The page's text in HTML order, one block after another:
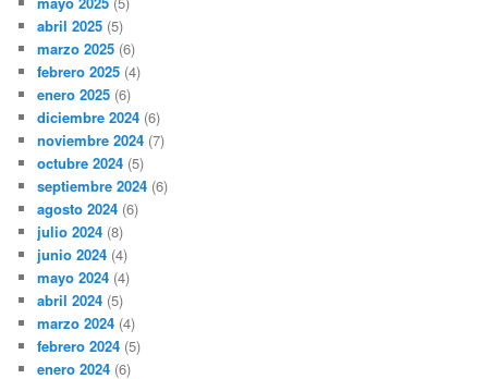
abril 2025 (5)
marzo 2025 (6)
febrero 2025 (4)
enero 2025 (6)
diciembre 2024 (6)
noviembre 2024 (7)
octubre 2024 (5)
septiembre 2024 (6)
agosto 2024 (6)
julio 2024 (8)
junio 2024 (4)
mayo 2024 (4)
abril 2024 (5)
marzo 2024 (4)
febrero 2024 (5)
enero 2024 (6)